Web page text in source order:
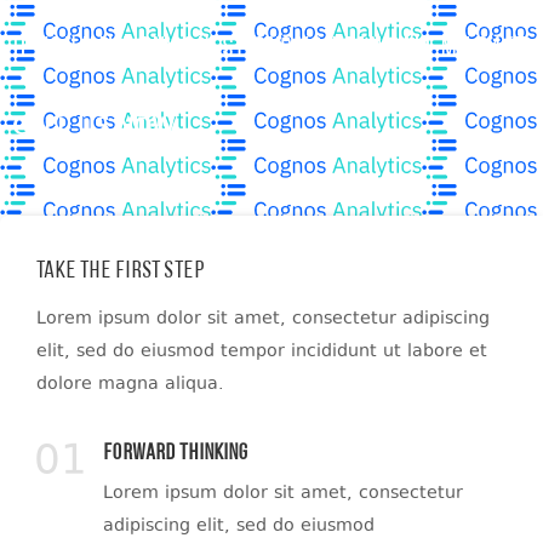
If You Have Any Questions You Can Call Me 24/7
CALL US NOW
Take the First Step
Lorem ipsum dolor sit amet, consectetur adipiscing
elit, sed do eiusmod tempor incididunt ut labore et
dolore magna aliqua.
01 Forward Thinking
Lorem ipsum dolor sit amet, consectetur
adipiscing elit, sed do eiusmod